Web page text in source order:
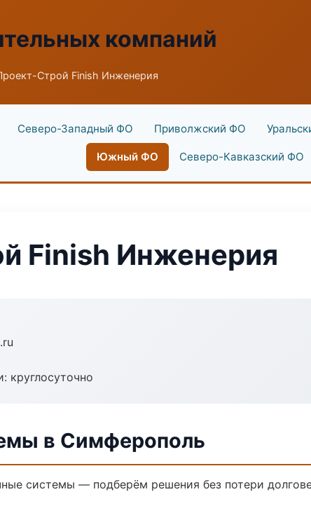
компаний
Строй Finish Инженерия
Северо-Западный ФО Приволжский ФО
Южный ФО Северо-Кавказский ФО
Finish Инженерия
круглосуточно
в Симферополь
системы — подберём решения без потери